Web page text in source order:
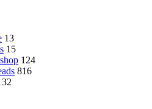
13
15
124
816